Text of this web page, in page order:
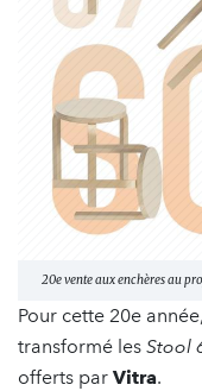
20e vente aux enchères au
Pour cette 20e
transformé les Stool
offerts par Vitra.